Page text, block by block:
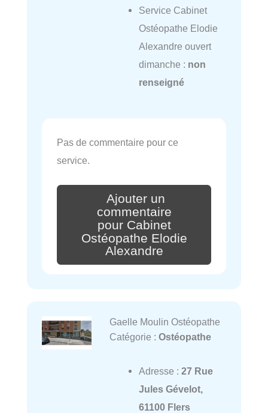
Service Cabinet
Ostéopathe Elodie
Alexandre ouvert
dimanche : non
renseigné
Pas de commentaire pour ce
service.
Ajouter un
commentaire
pour Cabinet
Ostéopathe Elodie
Alexandre
Gaelle Moulin Ostéopathe
Catégorie : Ostéopathe
Adresse : 27 Rue
Jules Gévelot,
61100 Flers